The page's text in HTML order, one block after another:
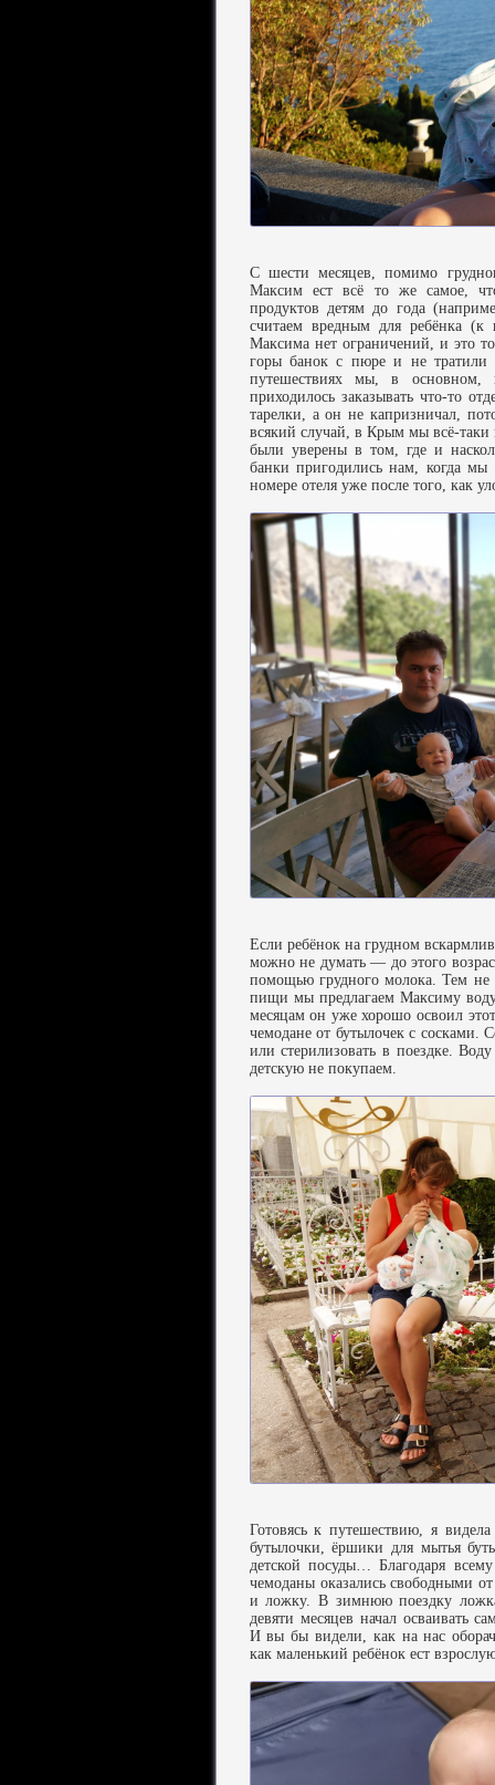
С шести месяцев, помимо
Максим ест всё то же самое,
продуктов детям до года
считаем вредным для ребёнка
Максима нет ограничений, и это
горы банок с пюре и не тратили
путешествиях мы, в
приходилось заказывать что-то
тарелки, а он не капризничал,
всякий случай, в Крым мы всё-таки
были уверены в том, где и
банки пригодились нам, когда
номере отеля уже после того, как
Если ребёнок на грудном
можно не думать — до этого
помощью грудного молока. Тем
пищи мы предлагаем Максиму
месяцам он уже хорошо освоил
чемодане от бутылочек с сосками.
или стерилизовать в поездке.
детскую не покупаем.
Готовясь к путешествию, я
бутылочки, ёршики для мытья
детской посуды… Благодаря
чемоданы оказались свободными
и ложку. В зимнюю поездку
девяти месяцев начал осваивать
И вы бы видели, как на нас
как маленький ребёнок ест